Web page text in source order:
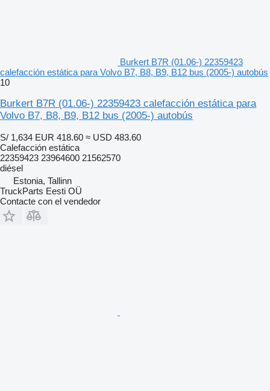
Burkert B7R (01.06-) 22359423
calefacción estática para Volvo B7, B8, B9, B12 bus (2005-) autobús
10
Burkert B7R (01.06-) 22359423 calefacción estática para
Volvo B7, B8, B9, B12 bus (2005-) autobús
S/ 1,634 EUR 418.60 ≈ USD 483.60
Calefacción estática
22359423 23964600 21562570
diésel
Estonia, Tallinn
TruckParts Eesti OÜ
Contacte con el vendedor